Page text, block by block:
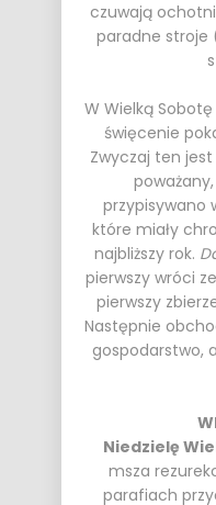
czuwają
paradne stroje
W Wielką
święcenie
Zwyczaj ten
przypisywano
które miały
najbliższy rok.
pierwszy wróci
pierwszy
Następnie
gospodarstwo,
Niedzielę
msza
parafiach